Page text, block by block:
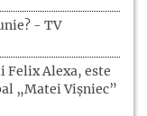
- TV
Felix Alexa, este
„Matei Vișniec”